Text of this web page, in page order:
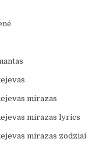
mirazas
mirazas lyrics
mirazas zodziai